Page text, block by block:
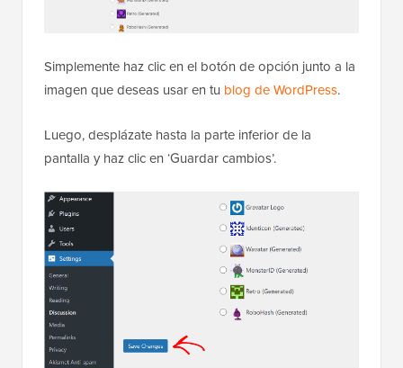
Simplemente haz clic en el botón de opción junto a la
imagen que deseas usar en tu blog de WordPress.
Luego, desplázate hasta la parte inferior de la
pantalla y haz clic en ‘Guardar cambios’.